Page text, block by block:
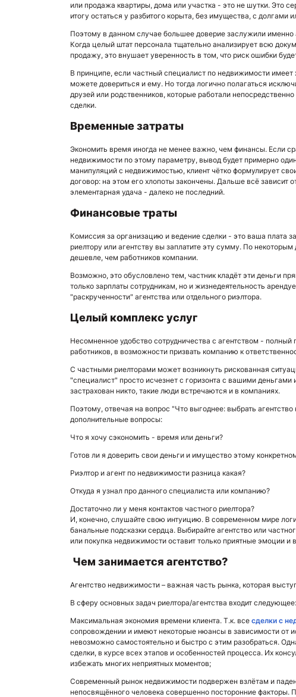
или продажа квартиры, дома или участка - это не шутки. Это
итогу остаться у разбитого корыта, без имущества, с долгами
Поэтому в данном случае большее доверие заслужили
Когда целый штат персонала тщательно анализирует всю
продажу, это внушает уверенность в том, что риск ошибки
В принципе, если частный специалист по недвижимости
можете довериться и ему. Но тогда логично полагаться
друзей или родственников, которые работали
сделки.
Временные затраты
Экономить время иногда не менее важно, чем финансы. Если
недвижимости по этому параметру, вывод будет примерно
манипуляций с недвижимостью, клиент чётко формулирует
договор: на этом его хлопоты закончены. Дальше всë зависит
элементарная удача - далеко не последний.
Финансовые траты
Комиссия за организацию и ведение сделки - это ваша плата
риелтору или агентству вы заплатите эту сумму. По
дешевле, чем работников компании.
Возможно, это обусловлено тем, частник кладёт эти деньги
только зарплаты сотрудникам, но и жизнедеятельность
"раскрученности" агентства или отдельного риэлтора.
Целый комплекс услуг
Несомненное удобство сотрудничества с агентством - полный
работников, в возможности призвать компанию к
С частными риелторами может возникнуть рискованная
"специалист" просто исчезнет с горизонта с вашими
застрахован никто, такие люди встречаются и в компаниях.
Поэтому, отвечая на вопрос "Что выгоднее: выбрать
дополнительные вопросы:
Что я хочу сэкономить - время или деньги?
Готов ли я доверить свои деньги и имущество этому
Риэлтор и агент по недвижимости разница какая?
Откуда я узнал про данного специалиста или компанию?
Достаточно ли у меня контактов частного риелтора?
И, конечно, слушайте свою интуицию. В современном мире
банальные подсказки сердца. Выбирайте агентство или
или покупка недвижимости оставит только приятные эмоции и
Чем занимается агентство?
Агентство недвижимости – важная часть рынка, которая
В сферу основных задач риелтора/агентства входит следующее:
Максимальная экономия времени клиента. Т.к. все сделки с
сопровождении и имеют некоторые нюансы в зависимости от
невозможно самостоятельно и быстро с этим разобраться.
сделки, в курсе всех этапов и особенностей процесса. Их
избежать многих неприятных моментов;
Современный рынок недвижимости подвержен взлётам и
непосвящённого человека совершенно посторонние факторы.